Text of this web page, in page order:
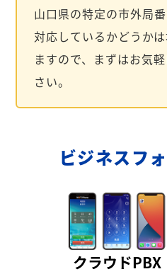
山口県の特定の市外局
対応しているかどうか
ますので、まずはお気
さい。
ビジネスフ
クラウドPBX